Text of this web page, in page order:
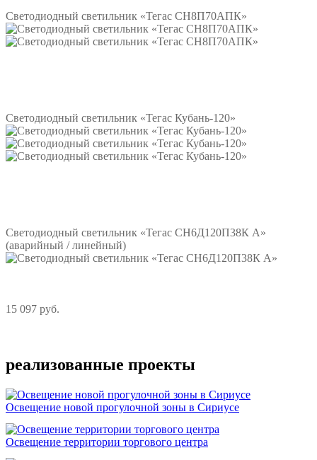
Светодиодный светильник «Тегас СН8П70АПК»
Светодиодный светильник «Тегас Кубань-120»
Светодиодный светильник «Тегас СН6Д120П38К А»
(аварийный / линейный)
15 097 руб.
реализованные проекты
Освещение новой прогулочной зоны в Сириусе
Освещение территории торгового центра